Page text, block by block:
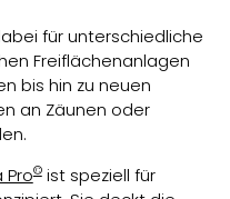
für unterschiedliche
Freiflächenanlagen
bis hin zu neuen
an Zäunen oder
Pro©ist speziell für